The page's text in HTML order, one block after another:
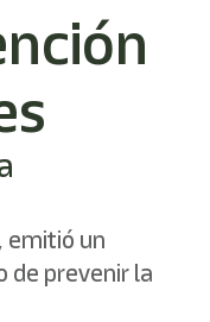
emitió un
de prevenir la